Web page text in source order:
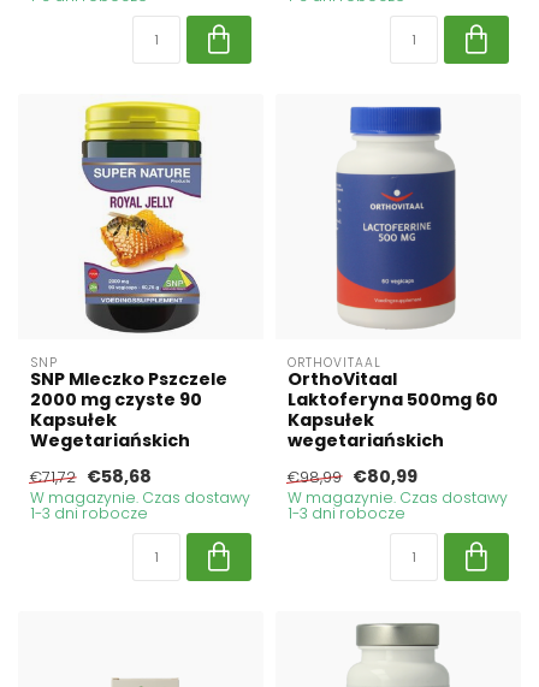
SNP
SNP Mleczko Pszczele
2000 mg czyste 90
Kapsułek
Wegetariańskich
€71,72 €58,68
W magazynie. Czas dostawy
1-3 dni robocze
ORTHOVITAAL
OrthoVitaal
Laktoferyna 500mg 60
Kapsułek
wegetariańskich
€98,99 €80,99
W magazynie. Czas dostawy
1-3 dni robocze